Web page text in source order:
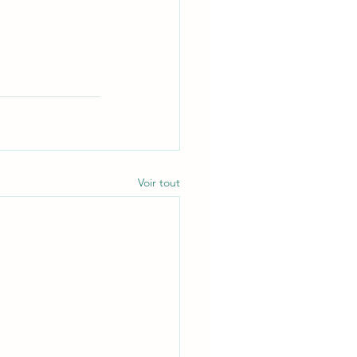
Voir tout